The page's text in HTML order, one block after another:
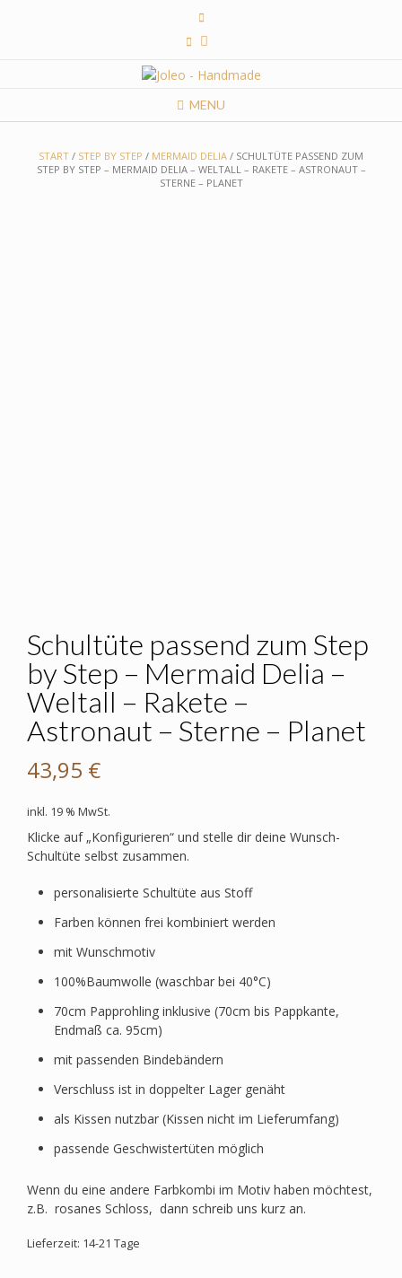
MENU
START / STEP BY STEP / MERMAID DELIA / SCHULTÜTE PASSEND ZUM
STEP BY STEP – MERMAID DELIA – WELTALL – RAKETE – ASTRONAUT –
STERNE – PLANET
Schultüte passend zum Step
by Step – Mermaid Delia –
Weltall – Rakete –
Astronaut – Sterne – Planet
43,95 €
inkl. 19 % MwSt.
Klicke auf „Konfigurieren“ und stelle dir deine Wunsch-
Schultüte selbst zusammen.
personalisierte Schultüte aus Stoff
Farben können frei kombiniert werden
mit Wunschmotiv
100%Baumwolle (waschbar bei 40°C)
70cm Papprohling inklusive (70cm bis Pappkante,
Endmaß ca. 95cm)
mit passenden Bindebändern
Verschluss ist in doppelter Lager genäht
als Kissen nutzbar (Kissen nicht im Lieferumfang)
passende Geschwistertüten möglich
Wenn du eine andere Farbkombi im Motiv haben möchtest,
z.B. rosanes Schloss, dann schreib uns kurz an.
Lieferzeit: 14-21 Tage